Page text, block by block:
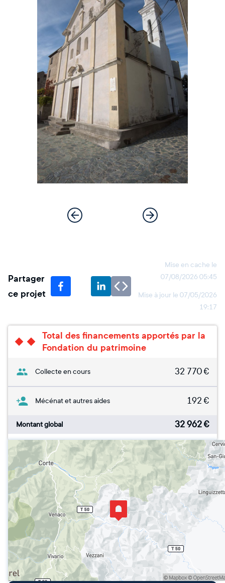
Partager
ce projet
Mise en cache le
07/08/2026 05:45
Mise à jour le 07/05/2026
19:17
Total des financements apportés par la
Fondation du patrimoine
Collecte en cours 32 770€
Mécénat et autres aides 192 €
Montant global 32 962€